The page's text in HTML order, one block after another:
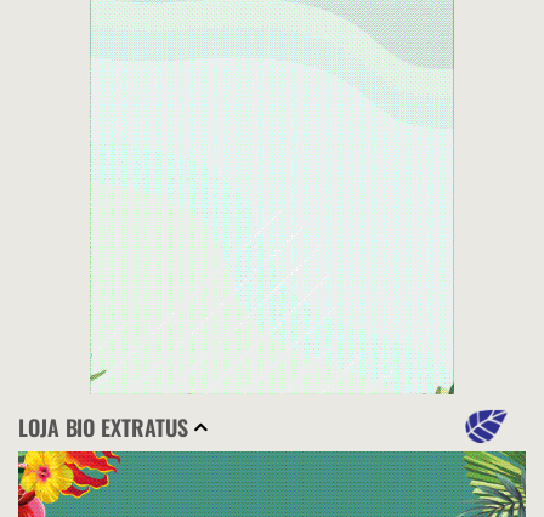
LOJA BIO EXTRATUS